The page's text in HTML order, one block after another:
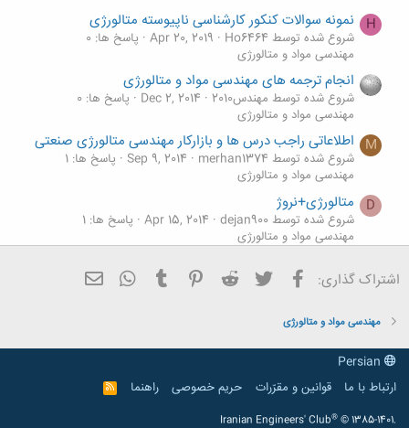
H نمونه سوالات کنکور کارشناسی ناپیوسته متالورژی
شروع شده توسط Ho6464 Apr 20, 2019 پاسخ ها: 0
مهندسی مواد و متالورژی
انجام ترجمه های مهندسی مواد و متالورژی
شروع شده توسط مهندس2010 Dec 2, 2014
پاسخ ها: 0
مهندسی مواد و متالورژی
M اطلاعاتی راجب درس ها و بازارکار مهندسی متالورژی صنعتی
شروع شده توسط merhan1374 Sep 9, 2014 پاسخ ها: 1
مهندسی مواد و متالورژی
D متالورژی+نروژ
شروع شده توسط dejan900 Apr 15, 2014 پاسخ ها: 1
مهندسی مواد و متالورژی
بچه های متالورژی
شروع شده توسط yield Jan 11, 2014
پاسخ ها: 0
اشتراک گذاری: فیسبوک تویتر Reddit
Pinterest
Tumblr
WhatsApp
مهندسی مواد و متالورژی
ارتباط با ما
قوانین و مقرّرات حریم خصوصی راهنما
R
S
Iranian Engineers' Club® © 1385-1401.